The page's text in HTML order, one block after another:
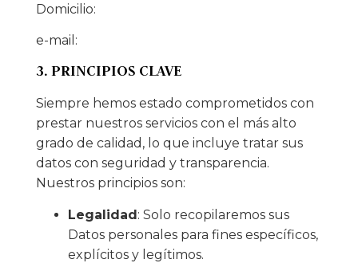
Domicilio:
e-mail:
3. PRINCIPIOS CLAVE
Siempre hemos estado comprometidos con
prestar nuestros servicios con el más alto
grado de calidad, lo que incluye tratar sus
datos con seguridad y transparencia.
Nuestros principios son:
Legalidad: Solo recopilaremos sus
Datos personales para fines específicos,
explícitos y legítimos.